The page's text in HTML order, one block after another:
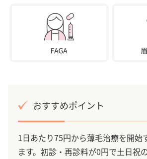
おすすめポイント
1日あたり75円から薄毛治療を開始
ます。初診・再診料が0円で土日祝